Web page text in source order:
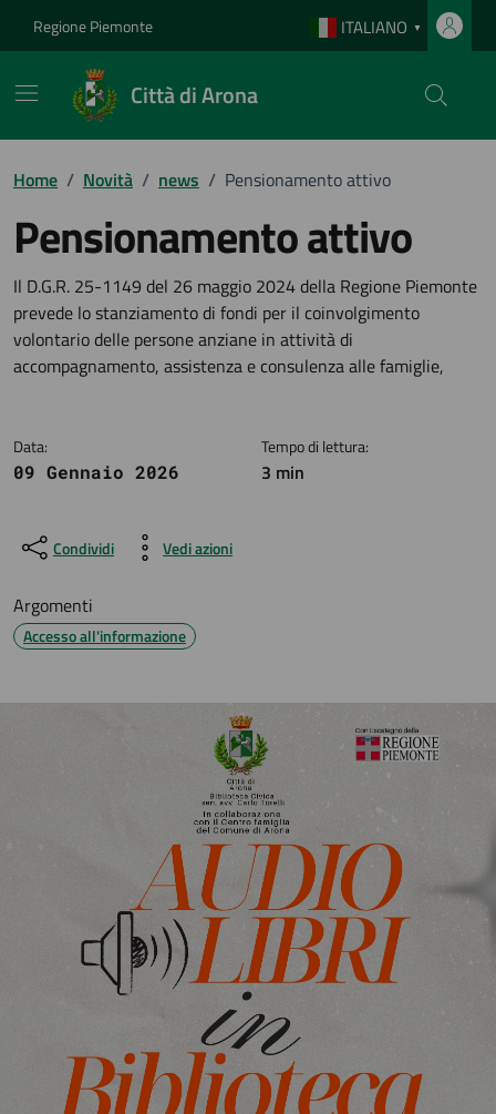
Regione Piemonte ITALIANO ▼
Città di Arona
Home / Novità / news / Pensionamento attivo
Pensionamento attivo
Dettagli della notizia
Il D.G.R. 25-1149 del 26 maggio 2024 della Regione Piemonte
prevede lo stanziamento di fondi per il coinvolgimento
volontario delle persone anziane in attività di
accompagnamento, assistenza e consulenza alle famiglie,
Data:
09 Gennaio 2026
Tempo di lettura:
3 min
Condividi Vedi azioni
Argomenti
Accesso all'informazione